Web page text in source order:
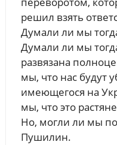
решил взять
Думали ли мы
Думали ли мы
развязана
мы, что нас будут
имеющегося на
мы, что это
Но, могли ли мы
Пушилин.